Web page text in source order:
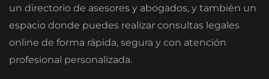
un directorio de asesores y abogados, y también un
espacio donde puedes realizar consultas legales
online de forma rápida, segura y con atención
profesional personalizada.